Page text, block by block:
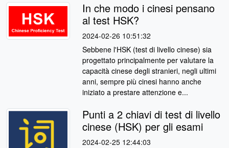
In che modo i cinesi pensano
al test HSK?
2024-02-26 10:51:32
Sebbene l'HSK (test di livello cinese) sia
progettato principalmente per valutare la
capacità cinese degli stranieri, negli ultimi
anni, sempre più cinesi hanno anche
iniziato a prestare attenzione e...
Punti a 2 chiavi di test di livello
cinese (HSK) per gli esami
2024-02-25 12:44:03